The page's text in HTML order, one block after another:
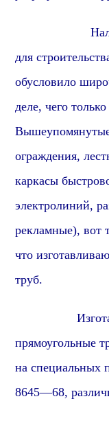
Наличие
для
обусловило
деле, чего
ограждения,
каркасы
электролиний,
рекламные), вот
что
труб.
прямоугольные
на специальных
8645—68,